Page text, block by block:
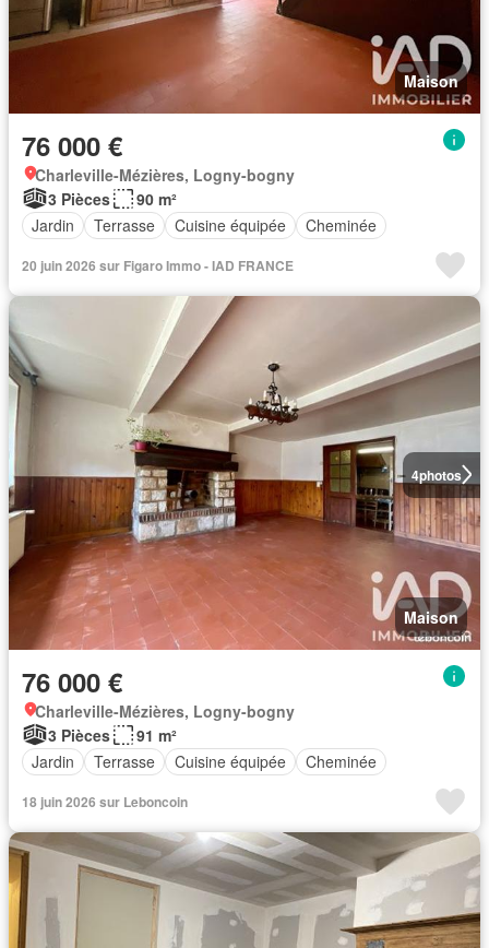
Maison
76 000 €
Charleville-Mézières, Logny-bogny
3 Pièces
90 m²
Jardin
Terrasse Cuisine équipée Cheminée
20 juin 2026 sur Figaro Immo - IAD FRANCE
4photos
Maison
76 000 €
Charleville-Mézières, Logny-bogny
3 Pièces
91 m²
Jardin
Terrasse Cuisine équipée Cheminée
18 juin 2026 sur Leboncoin